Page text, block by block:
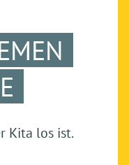
Kita los ist.